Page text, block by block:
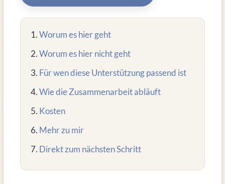
Worum es hier geht
Worum es hier nicht geht
Für wen diese Unterstützung passend ist
Wie die Zusammenarbeit abläuft
Kosten
Mehr zu mir
Direkt zum nächsten Schritt